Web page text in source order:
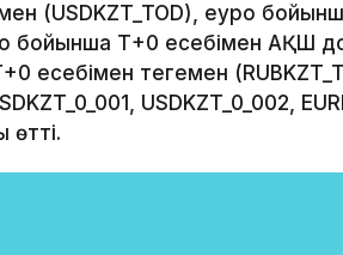
(USDKZT_TOD), еуро
бойынша Т+0 есебімен АҚШ
есебімен теңгемен
USDKZT_0_002,
өтті.